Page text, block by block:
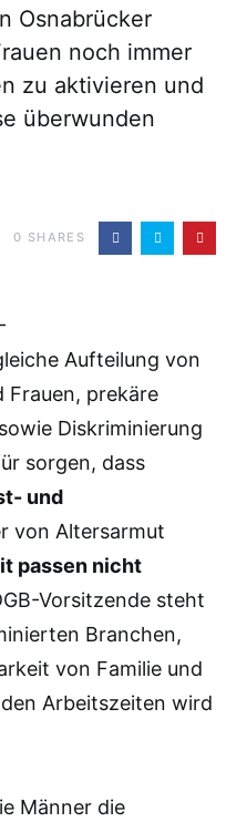
Osnabrücker
noch immer
zu aktivieren und
überwunden
0 SHARES
Aufteilung von
Frauen, prekäre
Diskriminierung
sorgen, dass
und
von Altersarmut
passen nicht
Vorsitzende steht
Branchen,
von Familie und
Arbeitszeiten wird
Männer die